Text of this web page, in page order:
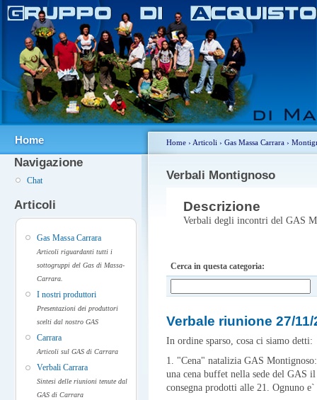
Home
Navigazione
Chat
Articoli
Gas Massa Carrara
Articoli riguardanti tutti i
sottogruppi del Gas di Massa-
Carrara.
I nostri produttori
Presentazioni dei produttori
scelti dal nostro GAS
Carrara
Articoli sul GAS di Carrara
Verbali Carrara
Sintesi delle riunioni tenute dal
GAS di Carrara
Home › Articoli › Gas Massa Carrara ›
Verbali Montignoso
Descrizione
Verbali degli incontri del GAS
Cerca in questa categoria:
Verbale riunione 27/11/
In ordine sparso, cosa ci siamo detti:
1. "Cena" natalizia GAS
una cena buffet nella sede del GAS
consegna prodotti alle 21. Ognuno